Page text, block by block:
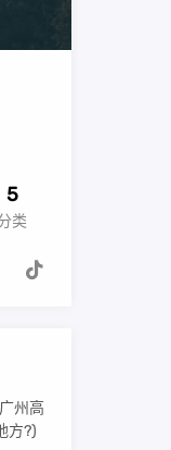
5
类
州高
方?)